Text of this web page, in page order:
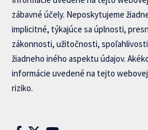
zábavné účely. Neposkytujeme
implicitné, týkajúce sa úplnosti,
zákonnosti, užitočnosti,
žiadneho iného aspektu údajov.
informácie uvedené na tejto
riziko.